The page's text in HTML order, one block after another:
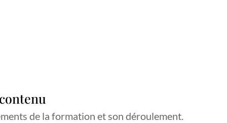
de la formation et son déroulement.